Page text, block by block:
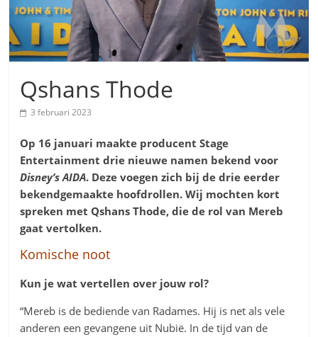
Qshans Thode
3 februari 2023
Op 16 januari maakte producent Stage
Entertainment drie nieuwe namen bekend voor
Disney’s AIDA. Deze voegen zich bij de drie eerder
bekendgemaakte hoofdrollen. Wij mochten kort
spreken met Qshans Thode, die de rol van Mereb
gaat vertolken.
Komische noot
Kun je wat vertellen over jouw rol?
“Mereb is de bediende van Radames. Hij is net als vele
anderen een gevangene uit Nubië. In de tijd van de